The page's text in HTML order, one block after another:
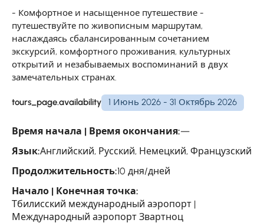
- Комфортное и насыщенное путешествие -
путешествуйте по живописным маршрутам,
наслаждаясь сбалансированным сочетанием
экскурсий, комфортного проживания, культурных
открытий и незабываемых воспоминаний в двух
замечательных странах.
tours_page.availability 1 Июнь 2026 - 31 Октябрь 2026
Время начала | Время окончания:—
Язык:Английский, Русский, Немецкий, Французский
Продолжительность:10 дня/дней
Начало | Конечная точка:
Тбилисский международный аэропорт |
Международный аэропорт Звартноц